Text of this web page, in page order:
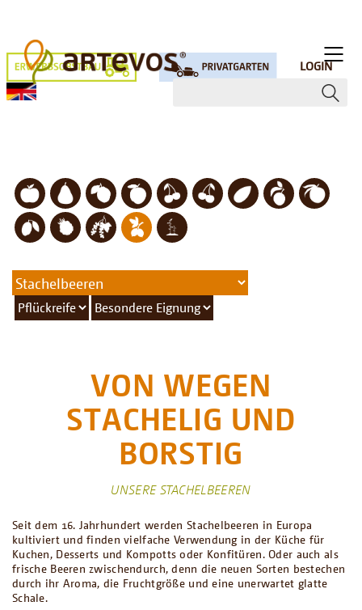
LOGIN
VON WEGEN
STACHELIG UND
BORSTIG
UNSERE STACHELBEEREN
Seit dem 16. Jahrhundert werden Stachelbeeren in Europa
kultiviert und finden vielfache Verwendung in der Küche für
Kuchen, Desserts und Kompotts oder Konfitüren. Oder auch als
frische Beeren zwischendurch, denn die neuen Sorten bestechen
durch ihr Aroma, die Fruchtgröße und eine unerwartet glatte
Schale.